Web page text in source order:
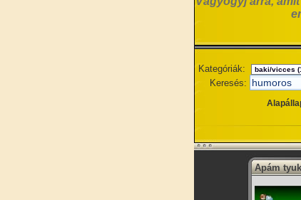
Kategóriák:
Keresés:
Apám